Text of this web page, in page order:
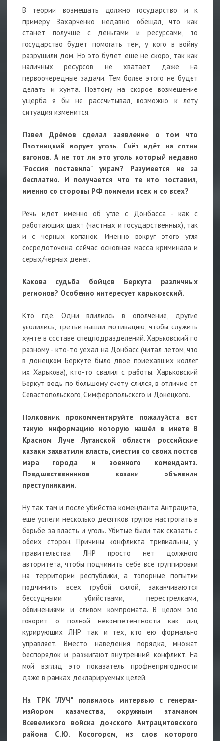
В теории возмещать должно государство и к
примеру Захарченко недавно обещал, что как
станет получше с деньгами и ресурсами, то
государство будет помогать тем, у кого в войну
разрушили дом. Но это будет еще не скоро, так как
наличных ресурсов не хватает даже на
первоочередные задачи. Тем более этого не будет
делать и хунта. Поэтому на скорое возмещение
ущерба я бы не рассчитывал, возможно к лету
ситуация изменится.
Павел Дрёмов сделал заявление о том что
Плотницкий ворует уголь. Счёт идёт на сотни
вагонов. А не тот ли это уголь который недавно
"Россия поставила" украм? Разумеется не за
бесплатно. И получается что те кто поставил,
именно со стороны РФ поимели всех и со всех?
Речь идет именно об угле с Донбасса - как с
работающих шахт (частных и государственных), так
и с черных копанок. Именно вокруг этого угля
сосредоточена сейчас основная масса криминала и
серых/черных денег.
Какова судьба бойцов Беркута различных
регионов? Особенно интересует харьковский.
Кто где. Одни влилилсь в ополчение, другие
уволились, третьи нашли мотивацию, чтобы служить
хунте в составе спецподразделений. Харьковский по
разному - кто-то уехал на Донбасс (читал летом, что
в донецком Беркуте было двое приехавших коллег
их Харькова), кто-то свалил с работы. Харьковский
Беркут ведь по большому счету слился, в отличие от
Севастопольского, Симферопольского и Донецкого.
Полковник прокомментируйте пожалуйста вот
такую информацию которую нашёл в инете В
Красном Луче Луганской области российские
казаки захватили власть, сместив со своих постов
мэра города и военного коменданта.
Предшественников казаки объявили
преступниками.
Ну так там и после убийства коменданта Антрацита,
еще успели несколько десятков трупов настрогать в
борьбе за власть и уголь. Убитые были так сказать с
обеих сторон. Причины конфликта тривиальны, у
правительства ЛНР просто нет должного
авторитета, чтобы подчинить себе все группировки
на территории республики, а топорные попытки
подчинить всех грубой силой, заканчиваются
бессудными убийствами, перестрелками,
обвинениями и сливом компромата. В целом это
говорит о полной некомпетентности как лиц
курирующих ЛНР, так и тех, кто ею формально
управляет. Вместо наведения порядка, множат
беспорядок и разжигают внутренний конфликт. На
мой взгляд это показатель профнепригодности
даже в рамках декларируемых целей.
На ТРК "ЛУЧ" появилось интервью с генерал-
майором казачества, окружным атаманом
Всевеликого войска донского Антрацитовского
района С.Ю. Косогором, из слов которого